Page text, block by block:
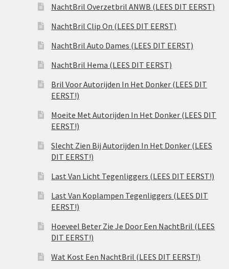
NachtBril Overzetbril ANWB (LEES DIT EERST)
NachtBril Clip On (LEES DIT EERST)
NachtBril Auto Dames (LEES DIT EERST)
NachtBril Hema (LEES DIT EERST)
Bril Voor Autorijden In Het Donker (LEES DIT
EERST!)
Moeite Met Autorijden In Het Donker (LEES DIT
EERST!)
Slecht Zien Bij Autorijden In Het Donker (LEES
DIT EERST!)
Last Van Licht Tegenliggers (LEES DIT EERST!)
Last Van Koplampen Tegenliggers (LEES DIT
EERST!)
Hoeveel Beter Zie Je Door Een NachtBril (LEES
DIT EERST!)
Wat Kost Een NachtBril (LEES DIT EERST!)